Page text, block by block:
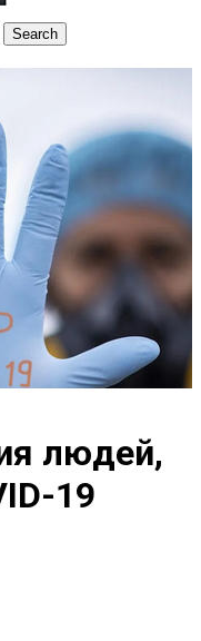
Search
людей,
19